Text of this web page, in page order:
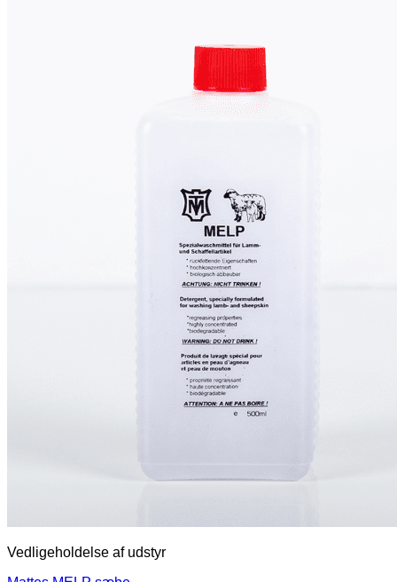
Vedligeholdelse af udstyr